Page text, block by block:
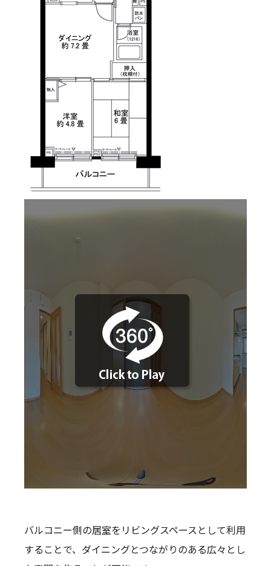
バルコニー側の居室をリビングスペースとして利用
することで、ダイニングとつながりのある広々とし